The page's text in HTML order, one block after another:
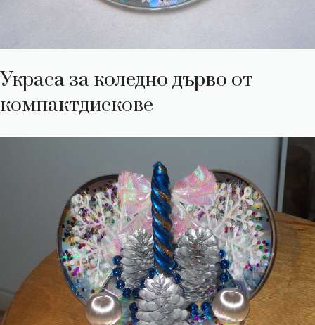
Украса за коледно дърво от
компактдискове